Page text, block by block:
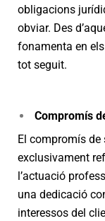
obligacions
obviar. Des
fonamenta en
tot seguit.
Compromís
El compromís de
exclusivament
l’actuació
una dedicació
interessos del